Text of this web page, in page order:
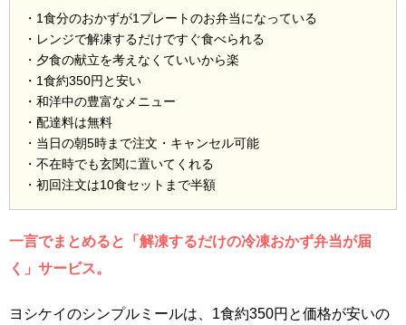
・1食分のおかずが1プレートのお弁当になっている
・レンジで解凍するだけですぐ食べられる
・夕食の献立を考えなくていいから楽
・1食約350円と安い
・和洋中の豊富なメニュー
・配達料は無料
・当日の朝5時まで注文・キャンセル可能
・不在時でも玄関に置いてくれる
・初回注文は10食セットまで半額
一言でまとめると「解凍するだけの冷凍おかず弁当が届
く」サービス。
ヨシケイのシンプルミールは、1食約350円と価格が安いの